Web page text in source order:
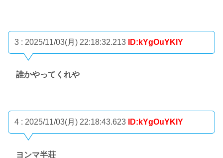
3 : 2025/11/03(月) 22:18:32.213 ID:kYgOuYKlY
誰かやってくれや
4 : 2025/11/03(月) 22:18:43.623 ID:kYgOuYKlY
ヨンマ半荘